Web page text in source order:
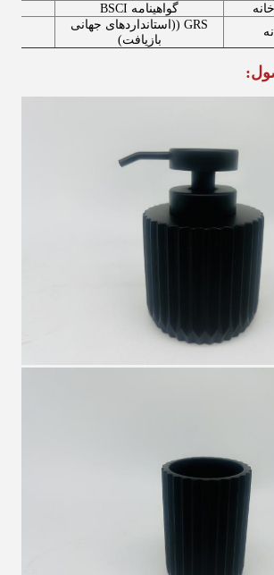
گواهینامه BSCI
GRS ((استانداردهای جهانی
بازیافت)